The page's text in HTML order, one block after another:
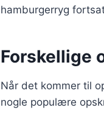
hamburgerryg
Forskellige
Når det kommer til
nogle populære